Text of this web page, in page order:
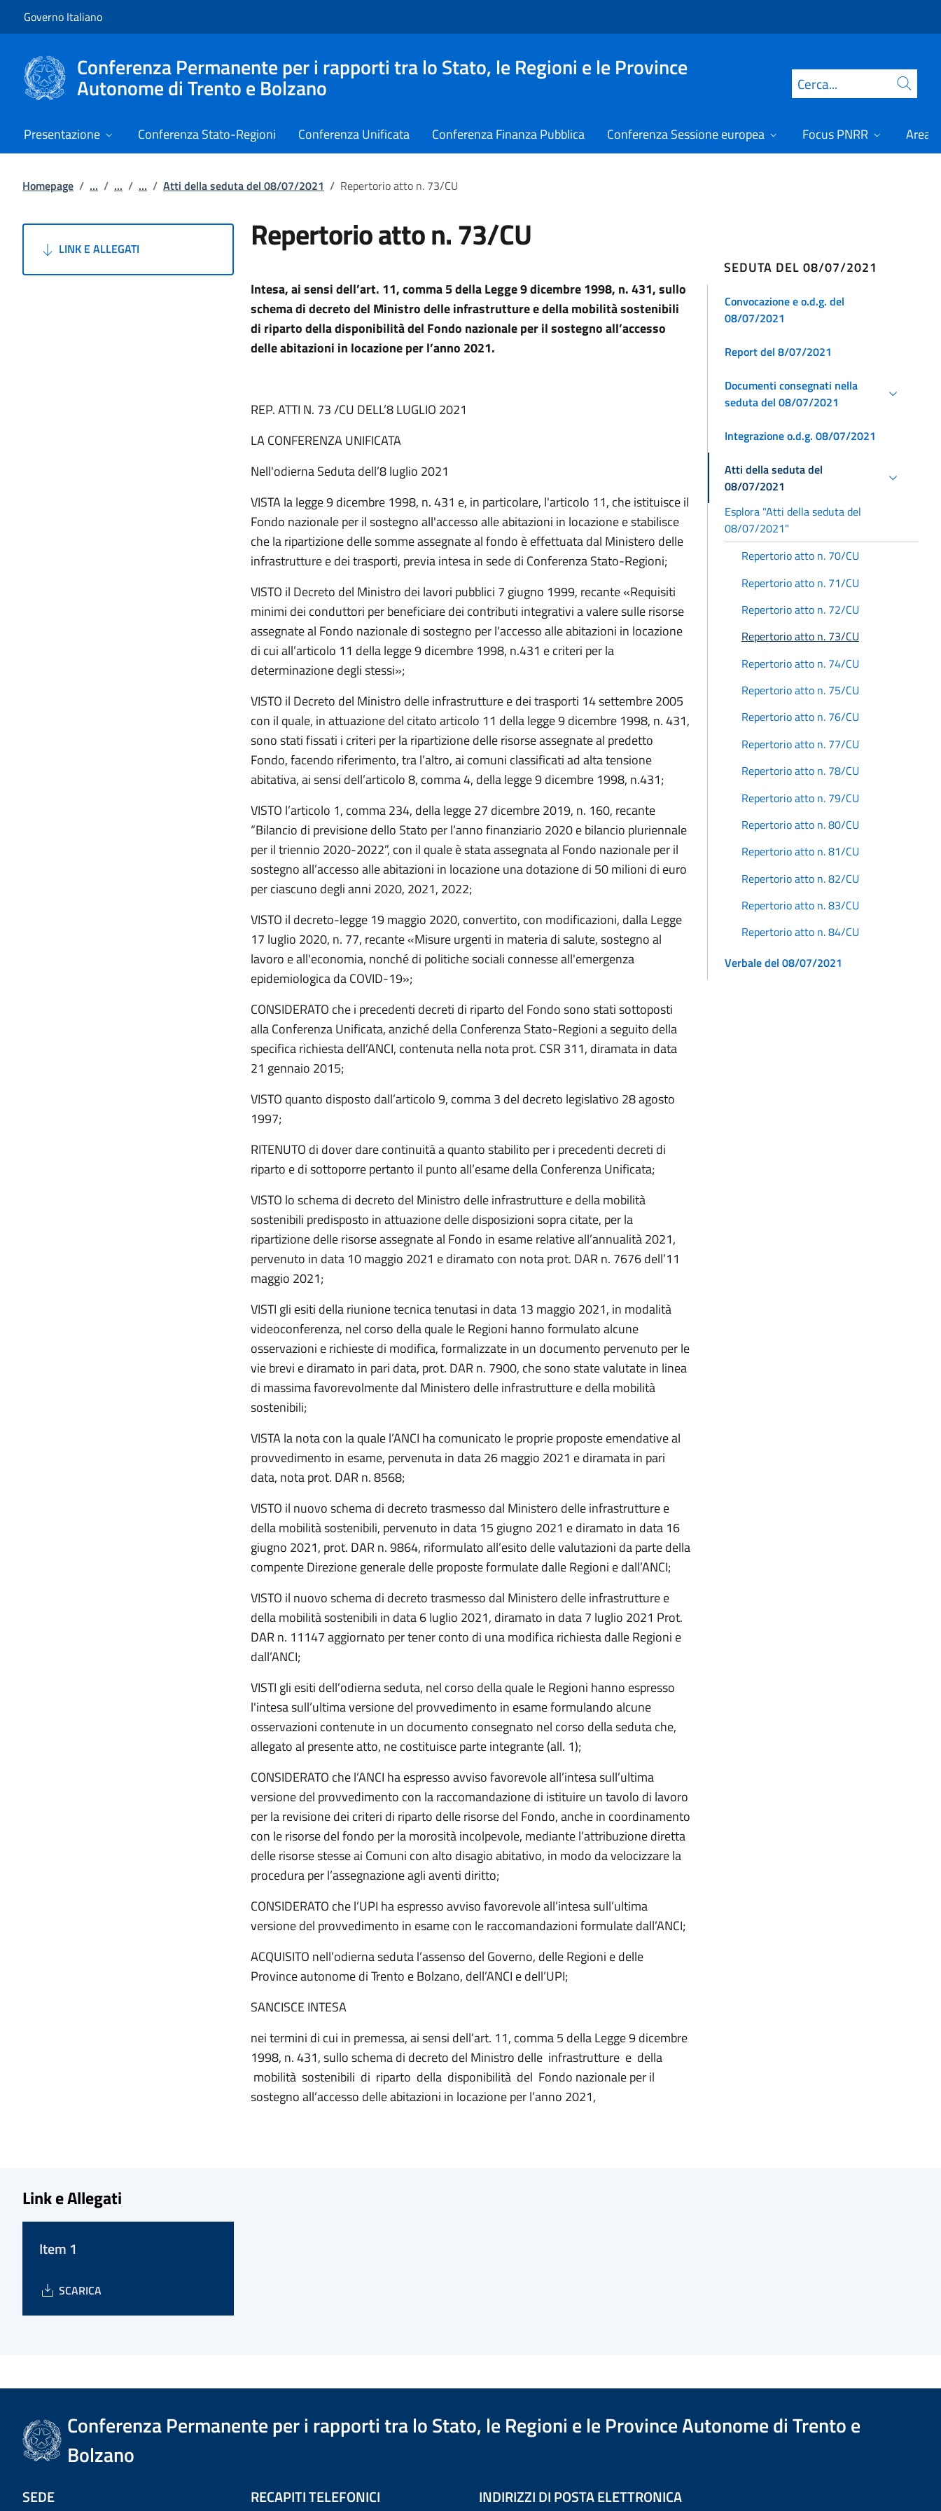
Governo Italiano
Conferenza Permanente per i rapporti tra lo Stato, le Regioni e le Province
Autonome di Trento e Bolzano Cerca
Presentazione Conferenza Stato-Regioni Conferenza Unificata Conferenza Finanza Pubblica Conferenza Sessione europea Focus PNRR Area
Homepage / ... / ... / ... / Atti della seduta del 08/07/2021 / Repertorio atto n. 73/CU
LINK E ALLEGATI Repertorio atto n. 73/CU
Intesa, ai sensi dell’art. 11, comma 5 della Legge 9 dicembre 1998, n. 431, sullo
schema di decreto del Ministro delle infrastrutture e della mobilità sostenibili
di riparto della disponibilità del Fondo nazionale per il sostegno all’accesso
delle abitazioni in locazione per l’anno 2021.
REP. ATTI N. 73 /CU DELL’8 LUGLIO 2021
LA CONFERENZA UNIFICATA
Nell'odierna Seduta dell’8 luglio 2021
VISTA la legge 9 dicembre 1998, n. 431 e, in particolare, l'articolo 11, che istituisce il
Fondo nazionale per il sostegno all'accesso alle abitazioni in locazione e stabilisce
che la ripartizione delle somme assegnate al fondo è effettuata dal Ministero delle
infrastrutture e dei trasporti, previa intesa in sede di Conferenza Stato-Regioni;
VISTO il Decreto del Ministro dei lavori pubblici 7 giugno 1999, recante «Requisiti
minimi dei conduttori per beneficiare dei contributi integrativi a valere sulle risorse
assegnate al Fondo nazionale di sostegno per l'accesso alle abitazioni in locazione
di cui all’articolo 11 della legge 9 dicembre 1998, n.431 e criteri per la
determinazione degli stessi»;
VISTO il Decreto del Ministro delle infrastrutture e dei trasporti 14 settembre 2005
con il quale, in attuazione del citato articolo 11 della legge 9 dicembre 1998, n. 431,
sono stati fissati i criteri per la ripartizione delle risorse assegnate al predetto
Fondo, facendo riferimento, tra l’altro, ai comuni classificati ad alta tensione
abitativa, ai sensi dell’articolo 8, comma 4, della legge 9 dicembre 1998, n.431;
VISTO l’articolo 1, comma 234, della legge 27 dicembre 2019, n. 160, recante
“Bilancio di previsione dello Stato per l’anno finanziario 2020 e bilancio pluriennale
per il triennio 2020-2022”, con il quale è stata assegnata al Fondo nazionale per il
sostegno all’accesso alle abitazioni in locazione una dotazione di 50 milioni di euro
per ciascuno degli anni 2020, 2021, 2022;
VISTO il decreto-legge 19 maggio 2020, convertito, con modificazioni, dalla Legge
17 luglio 2020, n. 77, recante «Misure urgenti in materia di salute, sostegno al
lavoro e all'economia, nonché di politiche sociali connesse all'emergenza
epidemiologica da COVID-19»;
CONSIDERATO che i precedenti decreti di riparto del Fondo sono stati sottoposti
alla Conferenza Unificata, anziché della Conferenza Stato-Regioni a seguito della
specifica richiesta dell’ANCI, contenuta nella nota prot. CSR 311, diramata in data
21 gennaio 2015;
VISTO quanto disposto dall’articolo 9, comma 3 del decreto legislativo 28 agosto
1997;
RITENUTO di dover dare continuità a quanto stabilito per i precedenti decreti di
riparto e di sottoporre pertanto il punto all’esame della Conferenza Unificata;
VISTO lo schema di decreto del Ministro delle infrastrutture e della mobilità
sostenibili predisposto in attuazione delle disposizioni sopra citate, per la
ripartizione delle risorse assegnate al Fondo in esame relative all’annualità 2021,
pervenuto in data 10 maggio 2021 e diramato con nota prot. DAR n. 7676 dell’11
maggio 2021;
VISTI gli esiti della riunione tecnica tenutasi in data 13 maggio 2021, in modalità
videoconferenza, nel corso della quale le Regioni hanno formulato alcune
osservazioni e richieste di modifica, formalizzate in un documento pervenuto per le
vie brevi e diramato in pari data, prot. DAR n. 7900, che sono state valutate in linea
di massima favorevolmente dal Ministero delle infrastrutture e della mobilità
sostenibili;
VISTA la nota con la quale l’ANCI ha comunicato le proprie proposte emendative al
provvedimento in esame, pervenuta in data 26 maggio 2021 e diramata in pari
data, nota prot. DAR n. 8568;
VISTO il nuovo schema di decreto trasmesso dal Ministero delle infrastrutture e
della mobilità sostenibili, pervenuto in data 15 giugno 2021 e diramato in data 16
giugno 2021, prot. DAR n. 9864, riformulato all’esito delle valutazioni da parte della
compente Direzione generale delle proposte formulate dalle Regioni e dall’ANCI;
VISTO il nuovo schema di decreto trasmesso dal Ministero delle infrastrutture e
della mobilità sostenibili in data 6 luglio 2021, diramato in data 7 luglio 2021 Prot.
DAR n. 11147 aggiornato per tener conto di una modifica richiesta dalle Regioni e
dall’ANCI;
VISTI gli esiti dell’odierna seduta, nel corso della quale le Regioni hanno espresso
l'intesa sull’ultima versione del provvedimento in esame formulando alcune
osservazioni contenute in un documento consegnato nel corso della seduta che,
allegato al presente atto, ne costituisce parte integrante (all. 1);
CONSIDERATO che l’ANCI ha espresso avviso favorevole all’intesa sull’ultima
versione del provvedimento con la raccomandazione di istituire un tavolo di lavoro
per la revisione dei criteri di riparto delle risorse del Fondo, anche in coordinamento
con le risorse del fondo per la morosità incolpevole, mediante l’attribuzione diretta
delle risorse stesse ai Comuni con alto disagio abitativo, in modo da velocizzare la
procedura per l’assegnazione agli aventi diritto;
CONSIDERATO che l’UPI ha espresso avviso favorevole all’intesa sull’ultima
versione del provvedimento in esame con le raccomandazioni formulate dall’ANCI;
ACQUISITO nell’odierna seduta l’assenso del Governo, delle Regioni e delle
Province autonome di Trento e Bolzano, dell’ANCI e dell’UPI;
SANCISCE INTESA
nei termini di cui in premessa, ai sensi dell’art. 11, comma 5 della Legge 9 dicembre
1998, n. 431, sullo schema di decreto del Ministro delle infrastrutture e della
mobilità sostenibili di riparto della disponibilità del Fondo nazionale per il
sostegno all’accesso delle abitazioni in locazione per l’anno 2021,
SEDUTA DEL 08/07/2021
Convocazione e o.d.g. del
08/07/2021
Report del 8/07/2021
Documenti consegnati nella
seduta del 08/07/2021
Integrazione o.d.g. 08/07/2021
Atti della seduta del
08/07/2021
Esplora "Atti della seduta del
08/07/2021"
Repertorio atto n. 70/CU
Repertorio atto n. 71/CU
Repertorio atto n. 72/CU
Repertorio atto n. 73/CU
Repertorio atto n. 74/CU
Repertorio atto n. 75/CU
Repertorio atto n. 76/CU
Repertorio atto n. 77/CU
Repertorio atto n. 78/CU
Repertorio atto n. 79/CU
Repertorio atto n. 80/CU
Repertorio atto n. 81/CU
Repertorio atto n. 82/CU
Repertorio atto n. 83/CU
Repertorio atto n. 84/CU
Verbale del 08/07/2021
Link e Allegati
Item 1
SCARICA
Conferenza Permanente per i rapporti tra lo Stato, le Regioni e le Province Autonome di Trento e
Bolzano
SEDE RECAPITI TELEFONICI INDIRIZZI DI POSTA ELETTRONICA